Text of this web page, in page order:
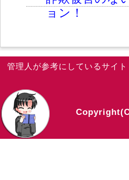
ョン！
管理人が参考にしているサイ